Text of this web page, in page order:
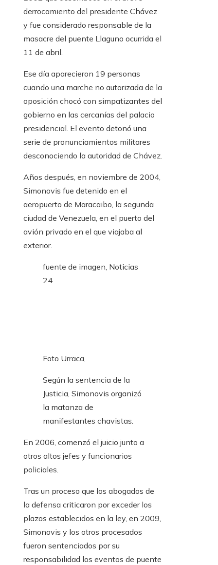
derrocamiento del presidente Chávez
y fue considerado responsable de la
masacre del puente Llaguno ocurrida el
11 de abril.
Ese día aparecieron 19 personas
cuando una marche no autorizada de la
oposición chocó con simpatizantes del
gobierno en las cercanías del palacio
presidencial. El evento detonó una
serie de pronunciamientos militares
desconociendo la autoridad de Chávez.
Años después, en noviembre de 2004,
Simonovis fue detenido en el
aeropuerto de Maracaibo, la segunda
ciudad de Venezuela, en el puerto del
avión privado en el que viajaba al
exterior.
fuente de imagen, Noticias
24
Foto Urraca,
Según la sentencia de la
Justicia, Simonovis organizó
la matanza de
manifestantes chavistas.
En 2006, comenzó el juicio junto a
otros altos jefes y funcionarios
policiales.
Tras un proceso que los abogados de
la defensa criticaron por exceder los
plazos establecidos en la ley, en 2009,
Simonovis y los otros procesados ​​
fueron sentenciados por su
responsabilidad los eventos de puente